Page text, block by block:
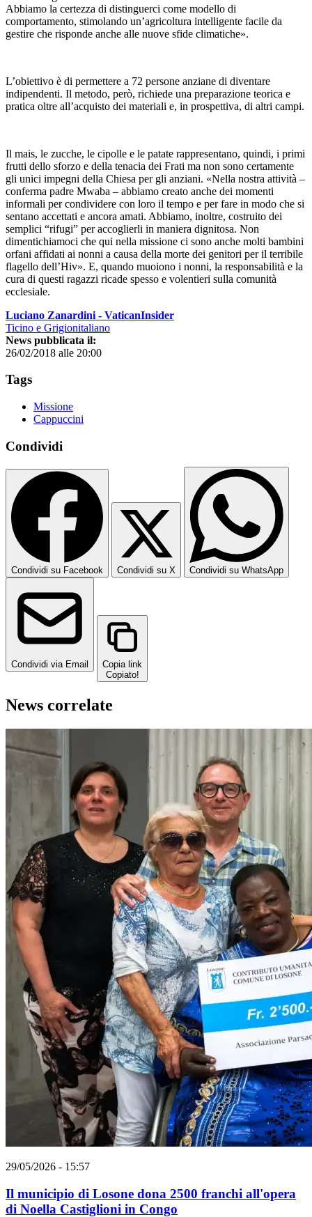
Abbiamo la certezza di distinguerci come modello di
comportamento, stimolando un’agricoltura intelligente facile da
gestire che risponde anche alle nuove sfide climatiche».
L’obiettivo è di permettere a 72 persone anziane di diventare
indipendenti. Il metodo, però, richiede una preparazione teorica e
pratica oltre all’acquisto dei materiali e, in prospettiva, di altri campi.
Il mais, le zucche, le cipolle e le patate rappresentano, quindi, i primi
frutti dello sforzo e della tenacia dei Frati ma non sono certamente
gli unici impegni della Chiesa per gli anziani. «Nella nostra attività –
conferma padre Mwaba – abbiamo creato anche dei momenti
informali per condividere con loro il tempo e per fare in modo che si
sentano accettati e ancora amati. Abbiamo, inoltre, costruito dei
semplici “rifugi” per accoglierli in maniera dignitosa. Non
dimentichiamoci che qui nella missione ci sono anche molti bambini
orfani affidati ai nonni a causa della morte dei genitori per il terribile
flagello dell’Hiv». E, quando muoiono i nonni, la responsabilità e la
cura di questi ragazzi ricade spesso e volentieri sulla comunità
ecclesiale.
Luciano Zanardini - VaticanInsider
Ticino e Grigionitaliano
News pubblicata il:
26/02/2018 alle 20:00
Tags
Missione
Cappuccini
Condividi
Condividi su Facebook Condividi su X Condividi su WhatsApp
Condividi via Email
Copia link
Copiato!
News correlate
29/05/2026 - 15:57
Il municipio di Losone dona 2500 franchi all'opera
di Noella Castiglioni in Congo